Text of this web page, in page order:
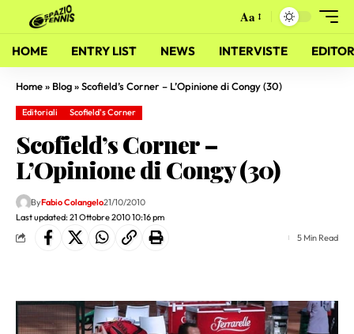
Aa
HOME ENTRY LIST NEWS INTERVISTE
Home» Blog»Scofield’s Corner – L’Opinione di Congy (30)
Editoriali Scofield's Corner
Scofield’s Corner –
L’Opinione di Congy (30)
Last updated: 21 Ottobre 2010 10:16 pm
ByFabio Colangelo21/10/2010
5 Min Read